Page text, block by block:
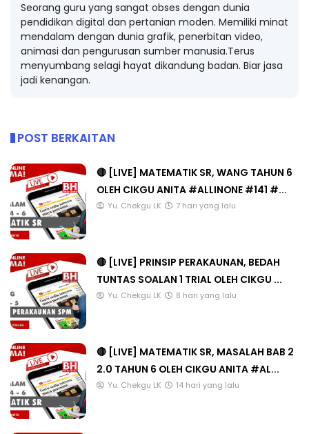
Seorang guru yang sangat obses dengan dunia
pendidikan digital dan pertanian moden. Memiliki minat
mendalam dengan dunia grafik, penerbitan video,
animasi dan pengurusan sumber manusia.Terus
menyumbang selagi hayat dikandung badan. Biar jasa
jadi kenangan.
POST BERKAITAN
🔴 [LIVE] MATEMATIK SR, WANG TAHUN 6
OLEH CIKGU ANITA #ALLINONE #141 #...
Yu. Chekgu LK 7 hari yang lalu
🔴 [LIVE] PRINSIP PERAKAUNAN, BEDAH
TUNTAS SOALAN 1 TRIAL OLEH CIKGU ...
Yu. Chekgu LK 8 hari yang lalu
🔴 [LIVE] MATEMATIK SR, MASALAH BAB 2
2.0 TAHUN 6 OLEH CIKGU ANITA #AL...
Yu. Chekgu LK 14 hari yang lalu